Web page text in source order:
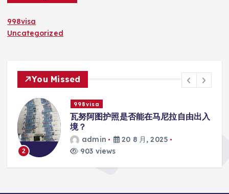
998visa
Uncategorized
You Missed
3
998visa
瓦努阿图护照是否能在马尼拉使用国际
学校的注册？
admin
20 8 月, 2025
818 views